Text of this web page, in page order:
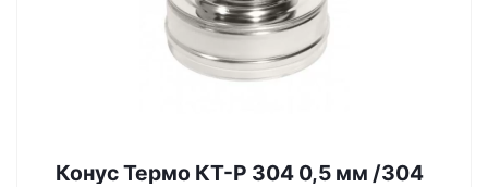
Конус Термо КТ-Р 304 0,5 мм /304